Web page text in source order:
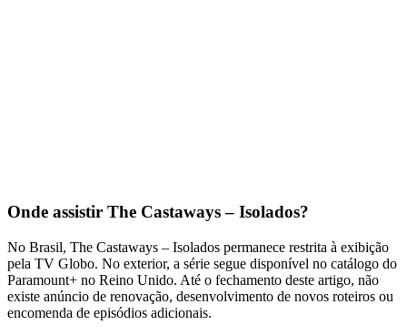
Onde assistir The Castaways – Isolados?
No Brasil, The Castaways – Isolados permanece restrita à exibição
pela TV Globo. No exterior, a série segue disponível no catálogo do
Paramount+ no Reino Unido. Até o fechamento deste artigo, não
existe anúncio de renovação, desenvolvimento de novos roteiros ou
encomenda de episódios adicionais.